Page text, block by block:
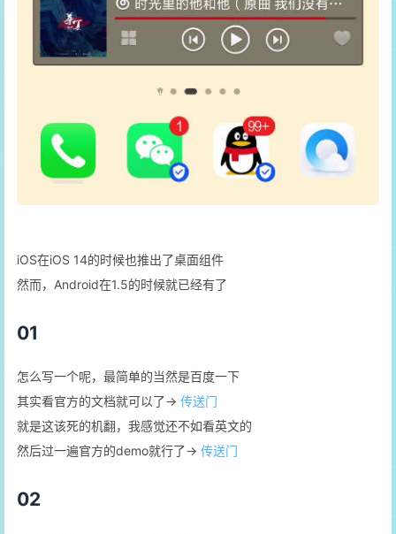
iOS在iOS 14的时候也推出了桌面组件
然而，Android在1.5的时候就已经有了
01
怎么写一个呢，最简单的当然是百度一下
其实看官方的文档就可以了-> 传送门
就是这该死的机翻，我感觉还不如看英文的
然后过一遍官方的demo就行了-> 传送门
02